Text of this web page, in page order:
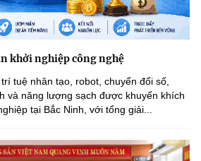
khởi nghiệp công nghệ
tuệ nhân tạo, robot, chuyển đổi số,
và năng lượng sạch được khuyến khích
tại Bắc Ninh, với tổng giải...